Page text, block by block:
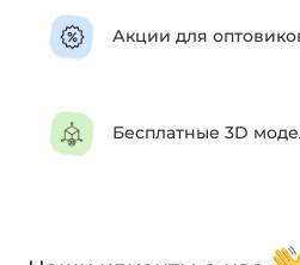
Акции для
Бесплатные 3D